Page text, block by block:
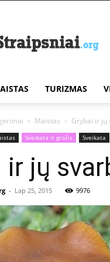
straipsniai
TURIZMAS
Maistas Grybai ir jų
Sveikata ir grožis Sveikata
ir jų
- Lap 25, 2015 9976